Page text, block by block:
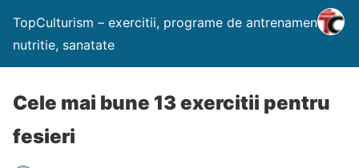
TopCulturism – exercitii, programe de antrenament,
nutritie, sanatate
Cele mai bune 13 exercitii pentru
fesieri